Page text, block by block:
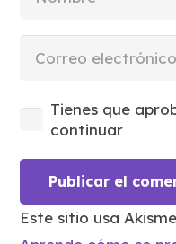
Tienes que
continuar
Publicar el
Este sitio usa